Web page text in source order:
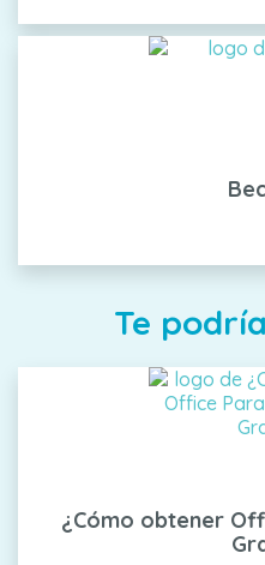
Te
¿Cómo obtener